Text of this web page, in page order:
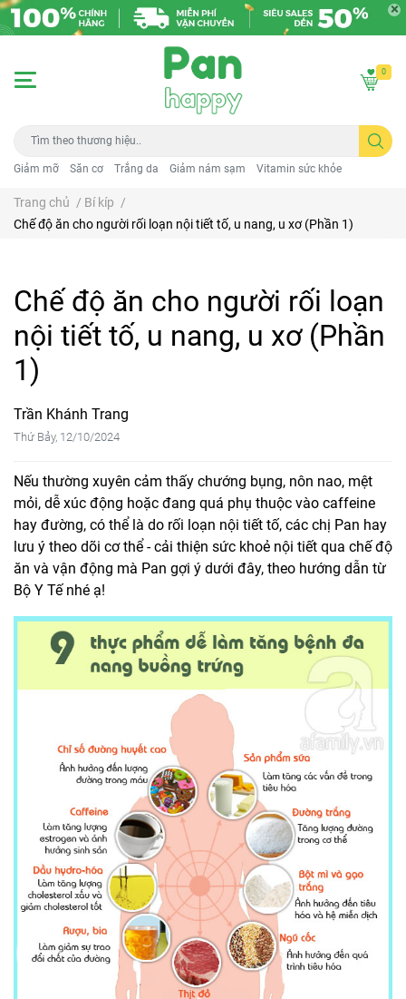
Giảm mỡ Săn cơ Trắng da Giảm nám sạm Vitamin sức khỏe
0
Trang chủ / Bí kíp /
Chế độ ăn cho người rối loạn nội tiết tố, u nang, u xơ (Phần 1)
Chế độ ăn cho người rối loạn
nội tiết tố, u nang, u xơ (Phần
1)
Trần Khánh Trang
Thứ Bảy, 12/10/2024
Nếu thường xuyên cảm thấy chướng bụng, nôn nao, mệt
mỏi, dễ xúc động hoặc đang quá phụ thuộc vào caffeine
hay đường, có thể là do rối loạn nội tiết tố, các chị Pan hay
lưu ý theo dõi cơ thể - cải thiện sức khoẻ nội tiết qua chế độ
ăn và vận động mà Pan gợi ý dưới đây, theo hướng dẫn từ
Bộ Y Tế nhé ạ!